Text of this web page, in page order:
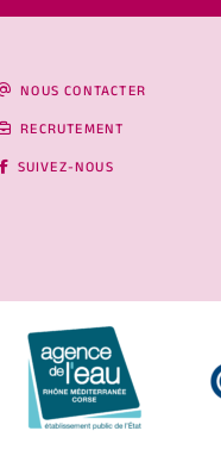
NOUS CONTACTER
RECRUTEMENT
SUIVEZ-NOUS